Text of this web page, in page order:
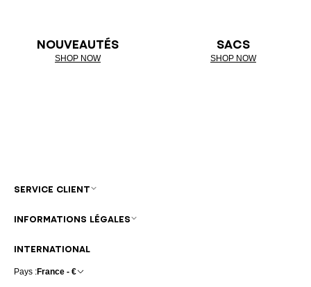
NOUVEAUTÉS
SHOP NOW
SACS
SHOP NOW
INTERNATIONAL
Pays :France - €
SERVICE CLIENT
INFORMATIONS LÉGALES